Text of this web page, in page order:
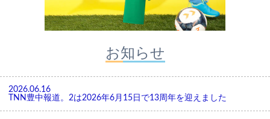
お知らせ
2026.06.16
TNN豊中報道。2は2026年6月15日で13周年を迎えました